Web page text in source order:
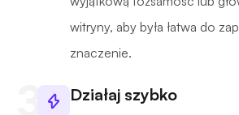
witryny, aby była łatwa do
znaczenie.
Działaj szybko